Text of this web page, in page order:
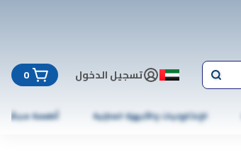
تسجيل الدخول 0
الإلكترونيات والأجهزة المنزلية أطعمة مجمّدة